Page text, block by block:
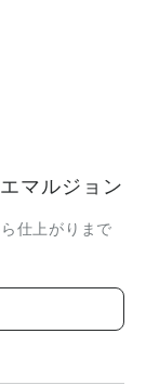
12ジメチコン、(C12-
55、BG、イソプ
ル、カプリリルグリ
更新される場合があ
マルジョン
仕上がりまで
、スクワラン、セタ
-1,4-ジカルボン酸ビ
ール、加水分解ロー